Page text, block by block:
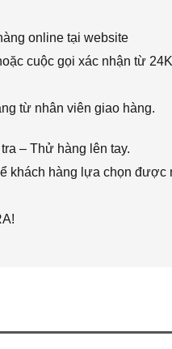
online tại website
cuộc gọi xác nhận từ
từ nhân viên giao hàng.
– Thử hàng lên tay.
khách hàng lựa chọn được